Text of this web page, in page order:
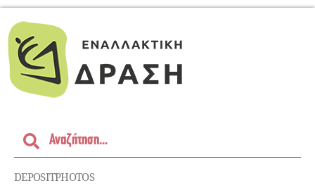
DEPOSITPHOTOS